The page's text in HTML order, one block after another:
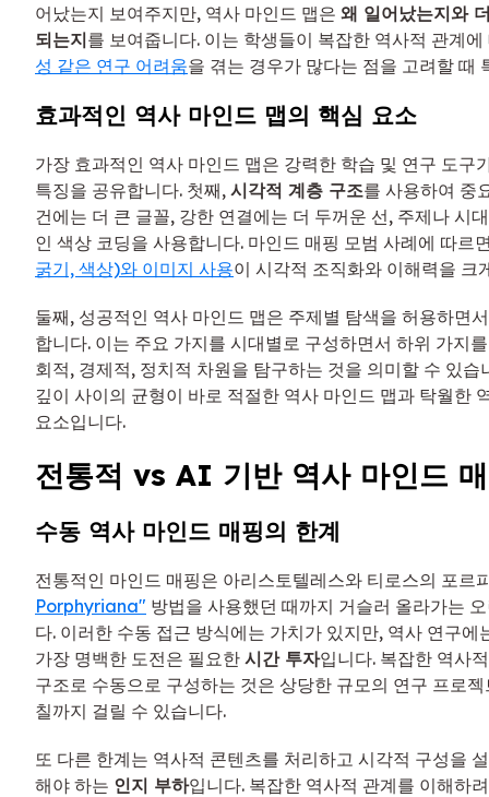
어났는지 보여주지만, 역사 마인드 맵은 왜 일어났는지와
되는지를 보여줍니다. 이는 학생들이 복잡한 역사적 관계
성 같은 연구 어려움을 겪는 경우가 많다는 점을 고려할 때
효과적인 역사 마인드 맵의 핵심 요소
가장 효과적인 역사 마인드 맵은 강력한 학습 및 연구 도구
특징을 공유합니다. 첫째, 시각적 계층 구조를 사용하여 중
건에는 더 큰 글꼴, 강한 연결에는 더 두꺼운 선, 주제나 시
인 색상 코딩을 사용합니다. 마인드 매핑 모범 사례에 따르
굵기, 색상)와 이미지 사용이 시각적 조직화와 이해력을 크
둘째, 성공적인 역사 마인드 맵은 주제별 탐색을 허용하면
합니다. 이는 주요 가지를 시대별로 구성하면서 하위 가지
회적, 경제적, 정치적 차원을 탐구하는 것을 의미할 수 있습
깊이 사이의 균형이 바로 적절한 역사 마인드 맵과 탁월한
요소입니다.
전통적 vs AI 기반 역사 마인드
수동 역사 마인드 매핑의 한계
전통적인 마인드 매핑은 아리스토텔레스와 티로스의 포르
Porphyriana" 방법을 사용했던 때까지 거슬러 올라가는
다. 이러한 수동 접근 방식에는 가치가 있지만, 역사 연구에
가장 명백한 도전은 필요한 시간 투자입니다. 복잡한 역사
구조로 수동으로 구성하는 것은 상당한 규모의 연구 프로
칠까지 걸릴 수 있습니다.
또 다른 한계는 역사적 콘텐츠를 처리하고 시각적 구성을
해야 하는 인지 부하입니다. 복잡한 역사적 관계를 이해하